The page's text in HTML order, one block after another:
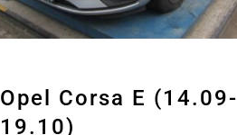
Opel Corsa E (14.09-
19.10)